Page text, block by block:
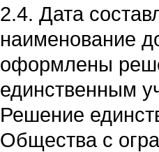
2.4. Дата
наименование
оформлены
единственным
Решение
Общества с